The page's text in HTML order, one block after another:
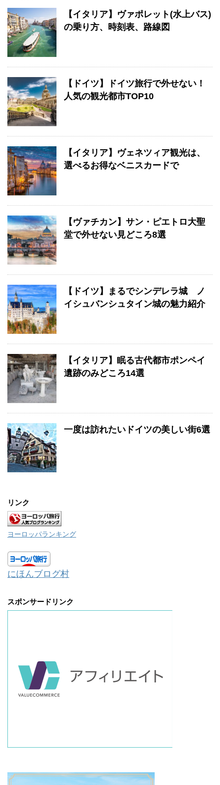
【イタリア】ヴァポレット(水上バス)
の乗り方、時刻表、路線図
【ドイツ】ドイツ旅行で外せない！
人気の観光都市TOP10
【イタリア】ヴェネツィア観光は、
選べるお得なベニスカードで
【ヴァチカン】サン・ピエトロ大聖
堂で外せない見どころ8選
【ドイツ】まるでシンデレラ城 ノ
イシュバンシュタイン城の魅力紹介
【イタリア】眠る古代都市ポンペイ
遺跡のみどころ14選
一度は訪れたいドイツの美しい街6選
リンク
ヨーロッパランキング
にほんブログ村
スポンサードリンク